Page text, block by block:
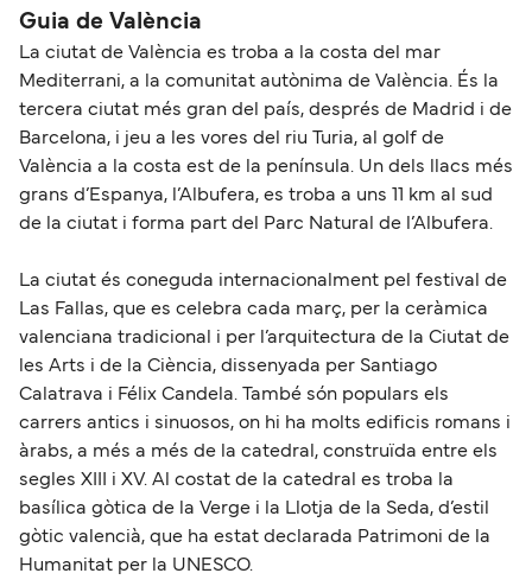
Guia de València
La ciutat de València es troba a la costa del mar
Mediterrani, a la comunitat autònima de València. És la
tercera ciutat més gran del país, després de Madrid i de
Barcelona, i jeu a les vores del riu Turia, al golf de
València a la costa est de la península. Un dels llacs més
grans d’Espanya, l’Albufera, es troba a uns 11 km al sud
de la ciutat i forma part del Parc Natural de l’Albufera.
La ciutat és coneguda internacionalment pel festival de
Las Fallas, que es celebra cada març, per la ceràmica
valenciana tradicional i per l’arquitectura de la Ciutat de
les Arts i de la Ciència, dissenyada per Santiago
Calatrava i Félix Candela. També són populars els
carrers antics i sinuosos, on hi ha molts edificis romans i
àrabs, a més a més de la catedral, construïda entre els
segles XIII i XV. Al costat de la catedral es troba la
basílica gòtica de la Verge i la Llotja de la Seda, d’estil
gòtic valencià, que ha estat declarada Patrimoni de la
Humanitat per la UNESCO.